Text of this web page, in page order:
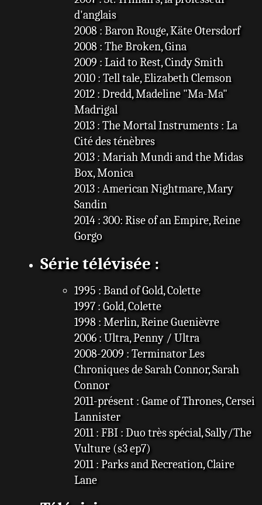
d'anglais
2008 : Baron Rouge, Käte Otersdorf
2008 : The Broken, Gina
2009 : Laid to Rest, Cindy Smith
2010 : Tell tale, Elizabeth Clemson
2012 : Dredd, Madeline "Ma-Ma"
Madrigal
2013 : The Mortal Instruments : La
Cité des ténèbres
2013 : Mariah Mundi and the Midas
Box, Monica
2013 : American Nightmare, Mary
Sandin
2014 : 300: Rise of an Empire, Reine
Gorgo
Série télévisée :
1995 : Band of Gold, Colette
1997 : Gold, Colette
1998 : Merlin, Reine Guenièvre
2006 : Ultra, Penny / Ultra
2008-2009 : Terminator Les
Chroniques de Sarah Connor, Sarah
Connor
2011-présent : Game of Thrones, Cersei
Lannister
2011 : FBI : Duo très spécial, Sally/The
Vulture (s3 ep7)
2011 : Parks and Recreation, Claire
Lane